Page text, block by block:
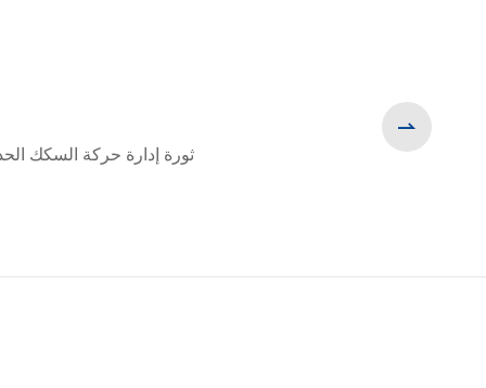
ثورة إدارة حركة السكك
